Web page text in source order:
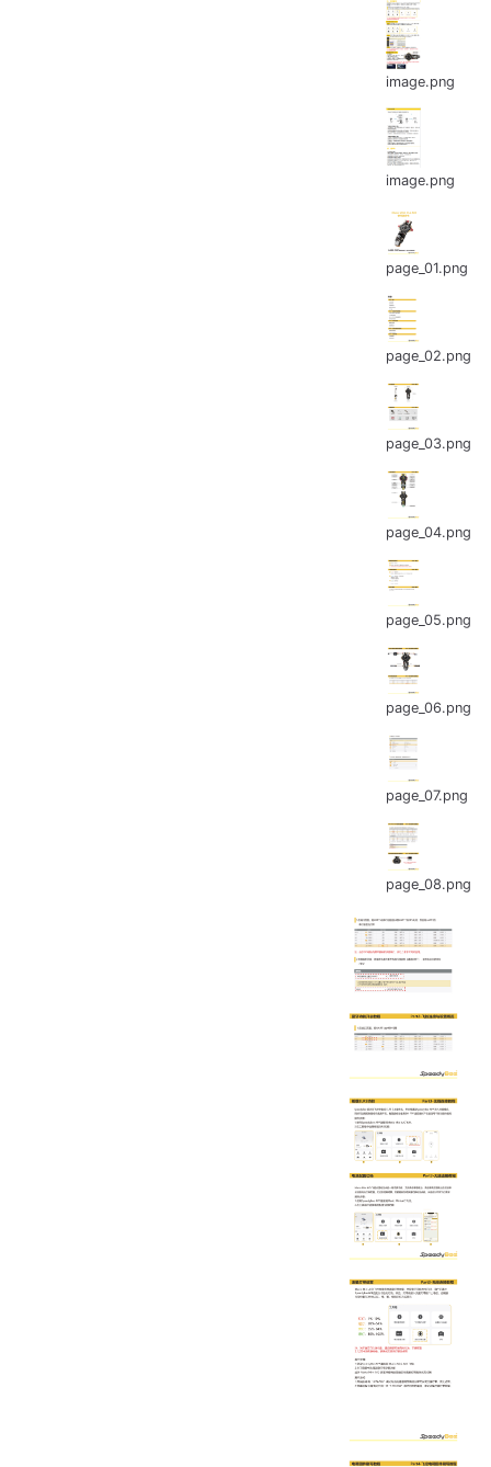
image.png
image.png
page_01.png
page_02.png
page_03.png
page_04.png
page_05.png
page_06.png
page_07.png
page_08.png